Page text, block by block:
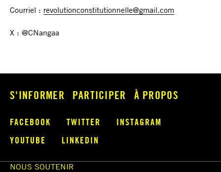
Courriel : revolutionconstitutionnelle@gmail.com
X : @CNangaa
S'INFORMER PARTICIPER À PROPOS
FACEBOOK TWITTER
INSTAGRAM
YOUTUBE
LINKEDIN
NOUS SOUTENIR